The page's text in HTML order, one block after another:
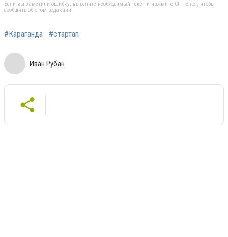
Если вы заметили ошибку, выделите необходимый текст и нажмите Ctrl+Enter, чтобы
сообщить об этом редакции
#Караганда #стартап
Иван Рубан